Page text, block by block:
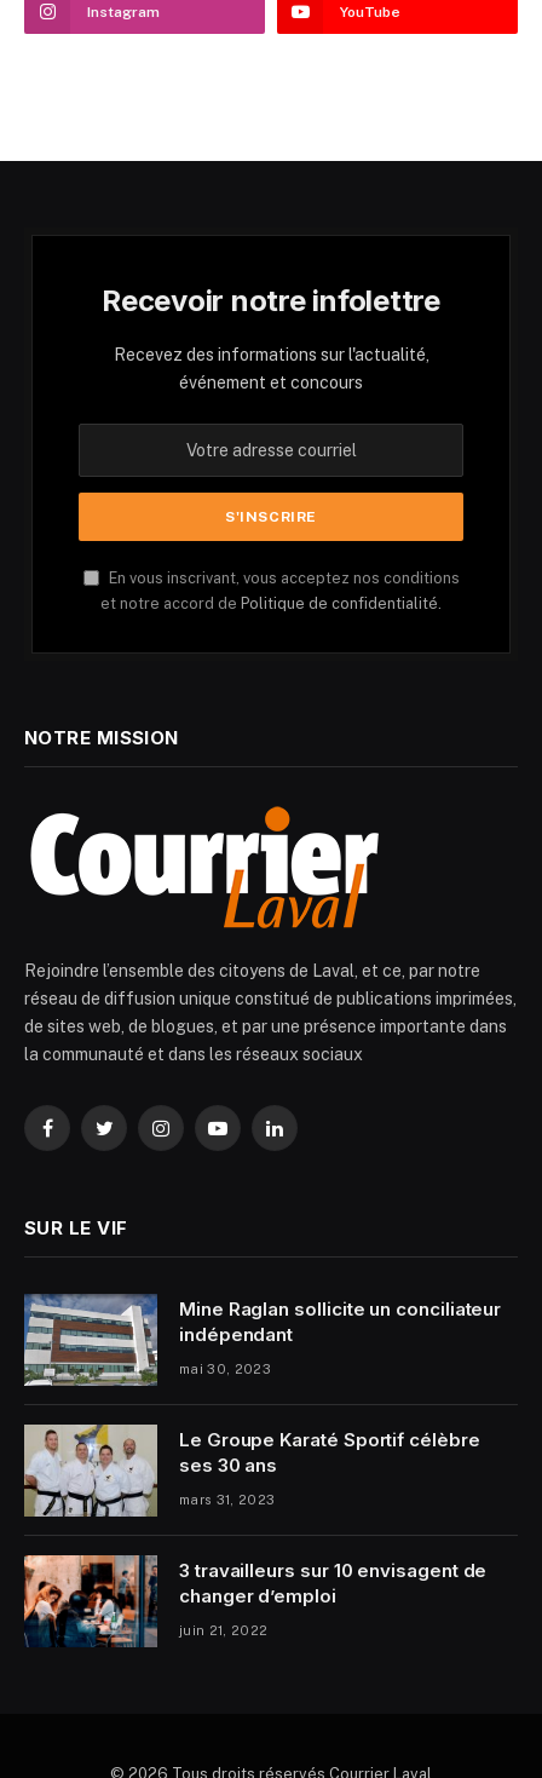
Instagram YouTube
Recevoir notre infolettre
Recevez des informations sur l'actualité,
événement et concours
En vous inscrivant, vous acceptez nos conditions
et notre accord de Politique de confidentialité.
NOTRE MISSION
Rejoindre l’ensemble des citoyens de Laval, et ce, par notre
réseau de diffusion unique constitué de publications imprimées,
de sites web, de blogues, et par une présence importante dans
la communauté et dans les réseaux sociaux
FacebookTwitterInstagramYouTubeLinkedIn
SUR LE VIF
Mine Raglan sollicite un conciliateur
indépendant
mai 30, 2023
Le Groupe Karaté Sportif célèbre
ses 30 ans
mars 31, 2023
3 travailleurs sur 10 envisagent de
changer d’emploi
juin 21, 2022
© 2026 Tous droits réservés Courrier Laval